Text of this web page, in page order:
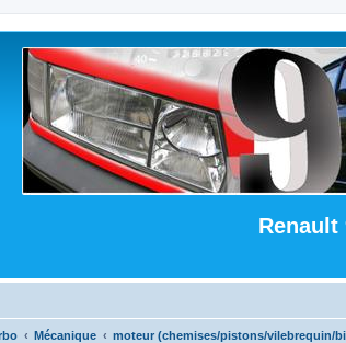
Renault
Mécanique moteur (chemises/pistons/vilebrequin/